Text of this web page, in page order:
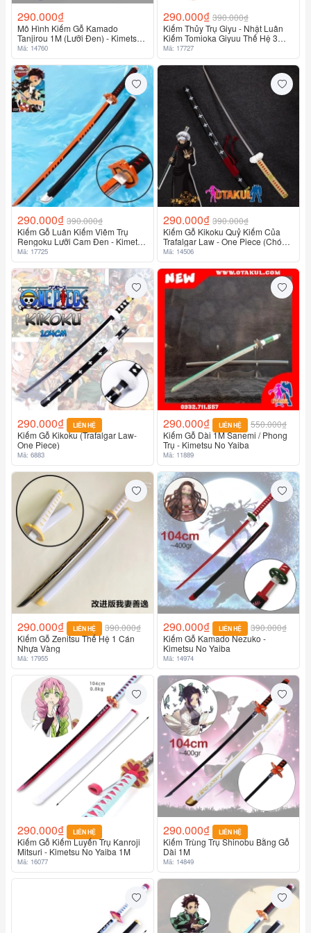
290.000₫
Mô Hình Kiếm Gỗ Kamado
Tanjirou 1M (Lưỡi Đen) - Kimetsu
No Yaiba - Kiếm Gỗ Đen
Mã: 14760
290.000₫ 390.000₫
Kiếm Thủy Trụ Giyu - Nhật Luân
Kiếm Tomioka Giyuu Thế Hệ 3
Bằng Gỗ 1M - Kimetsu No Yaiba
Mã: 17727
290.000₫ 390.000₫
Kiếm Gỗ Luân Kiếm Viêm Trụ
Rengoku Lưỡi Cam Đen - Kimetsu
No Yaiba
Mã: 17725
290.000₫ 390.000₫
Kiếm Gỗ Kikoku Quỷ Kiếm Của
Trafalgar Law - One Piece (Chó
Đốm) Dài 1M
Mã: 14506
290.000₫ LIÊN HỆ
Kiếm Gỗ Kikoku (Trafalgar Law-
One Piece)
Mã: 6883
290.000₫ LIÊN HỆ
550.000₫
Kiếm Gỗ Dài 1M Sanemi / Phong
Trụ - Kimetsu No Yaiba
Mã: 11889
290.000₫ LIÊN HỆ
390.000₫
Kiếm Gỗ Zenitsu Thế Hệ 1 Cán
Nhựa Vàng
Mã: 17955
290.000₫ LIÊN HỆ
390.000₫
Kiếm Gỗ Kamado Nezuko -
Kimetsu No Yaiba
Mã: 14974
290.000₫ LIÊN HỆ
Kiếm Gỗ Kiếm Luyến Trụ Kanroji
Mitsuri - Kimetsu No Yaiba 1M
Mã: 16077
290.000₫ LIÊN HỆ
Kiếm Trùng Trụ Shinobu Bằng Gỗ
Dài 1M
Mã: 14849